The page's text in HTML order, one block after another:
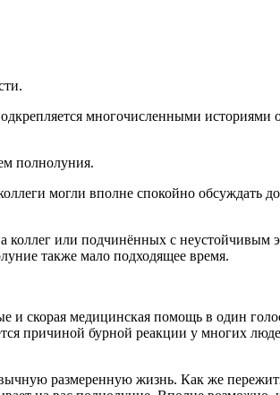
многочисленными историями
полнолуния.
могли вполне спокойно обсуждать
коллег или подчинённых с неустойчивым
также мало подходящее время.
медицинская помощь в один голос
причиной бурной реакции у многих
размеренную жизнь. Как же